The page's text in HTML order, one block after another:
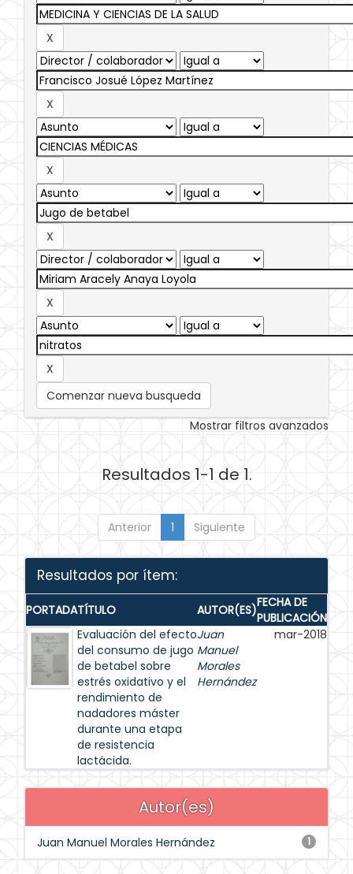
Comenzar nueva busqueda
Mostrar filtros avanzados
Resultados 1-1 de 1.
Anterior 1 Siguiente
Resultados por ítem:
PORTADATÍTULO AUTOR(ES)FECHA DE
PUBLICACIÓN
Evaluación del efecto
del consumo de jugo
de betabel sobre
estrés oxidativo y el
rendimiento de
nadadores máster
durante una etapa
de resistencia
lactácida.
Juan
Manuel
Morales
Hernández
mar-2018
Autor(es)
1
Juan Manuel Morales Hernández